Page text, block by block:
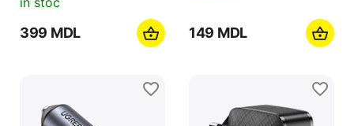
‍399‍ MDL ‍149‍ MDL